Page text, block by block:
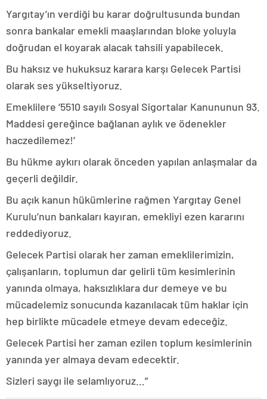
Yargıtay’ın verdiği bu karar doğrultusunda bundan
sonra bankalar emekli maaşlarından bloke yoluyla
doğrudan el koyarak alacak tahsili yapabilecek.
Bu haksız ve hukuksuz karara karşı Gelecek Partisi
olarak ses yükseltiyoruz.
Emeklilere ‘5510 sayılı Sosyal Sigortalar Kanununun 93.
Maddesi gereğince bağlanan aylık ve ödenekler
haczedilemez!’
Bu hükme aykırı olarak önceden yapılan anlaşmalar da
geçerli değildir.
Bu açık kanun hükümlerine rağmen Yargıtay Genel
Kurulu’nun bankaları kayıran, emekliyi ezen kararını
reddediyoruz.
Gelecek Partisi olarak her zaman emeklilerimizin,
çalışanların, toplumun dar gelirli tüm kesimlerinin
yanında olmaya, haksızlıklara dur demeye ve bu
mücadelemiz sonucunda kazanılacak tüm haklar için
hep birlikte mücadele etmeye devam edeceğiz.
Gelecek Partisi her zaman ezilen toplum kesimlerinin
yanında yer almaya devam edecektir.
Sizleri saygı ile selamlıyoruz…”